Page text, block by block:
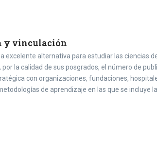
y vinculación
excelente alternativa para estudiar las ciencias
la calidad de sus posgrados, el número de
con organizaciones, fundaciones,
de aprendizaje en las que se incluye